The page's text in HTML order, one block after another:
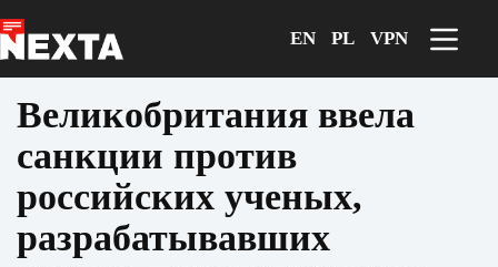
к
сути
EN PL VPN
Великобритания ввела
санкции против
российских ученых,
разрабатывавших